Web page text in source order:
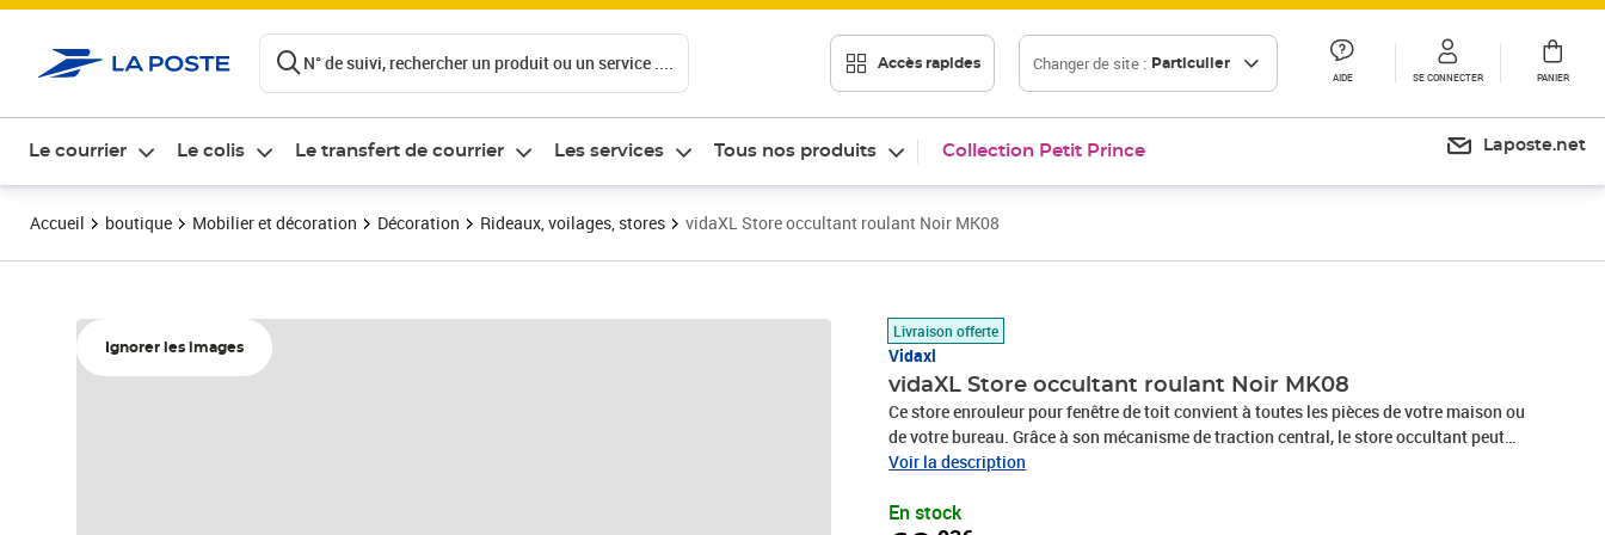
N° de suivi, rechercher un produit ou un service .... Accès rapides Changer de site : Particulier
AIDE SE CONNECTER PANIER
Le courrier Le colis Le transfert de courrier Les services Tous nos produits Collection Petit Prince Laposte.net
Accueil boutique Mobilier et décoration Décoration Rideaux, voilages, stores vidaXL Store occultant roulant Noir MK08
Ignorer les images
Livraison offerte
Vidaxl
vidaXL Store occultant roulant Noir MK08
Ce store enrouleur pour fenêtre de toit convient à toutes les pièces de votre maison ou
de votre bureau. Grâce à son mécanisme de traction central, le store occultant peut
être réglé de bas en haut pour répondre à vos besoins à différents moments et dans
revêtement spécial en aluminium bloquant la chaleur, ce store occultant permet de
Voir la description
En stock
Prix 68,93€